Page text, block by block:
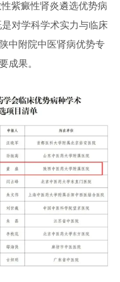
紫癜性肾炎遴选优势病
对学科学术实力与临床
中附院中医肾病优势专
成果。